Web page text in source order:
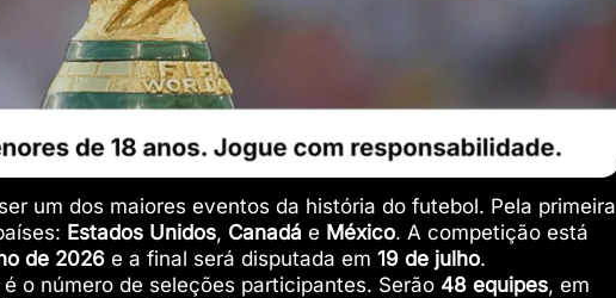
um dos maiores eventos da história do futebol. Pela primeira
Estados Unidos, Canadá e México. A competição está
de 2026 e a final será disputada em 19 de julho.
o número de seleções participantes. Serão 48 equipes, em